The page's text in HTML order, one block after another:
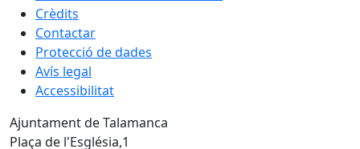
Crèdits
Contactar
Protecció de dades
Avís legal
Accessibilitat
Ajuntament de Talamanca
Plaça de l'Església,1